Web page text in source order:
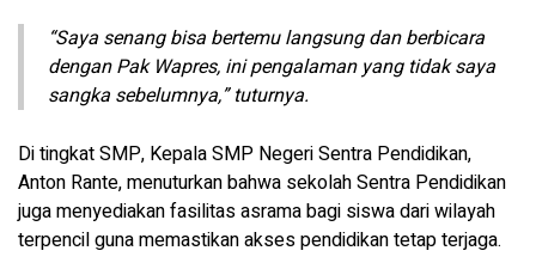
“Saya senang bisa bertemu langsung dan berbicara
dengan Pak Wapres, ini pengalaman yang tidak saya
sangka sebelumnya,” tuturnya.
Di tingkat SMP, Kepala SMP Negeri Sentra Pendidikan,
Anton Rante, menuturkan bahwa sekolah Sentra Pendidikan
juga menyediakan fasilitas asrama bagi siswa dari wilayah
terpencil guna memastikan akses pendidikan tetap terjaga.